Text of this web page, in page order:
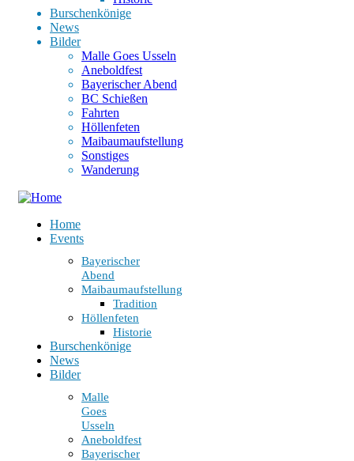
Burschenkönige
News
Bilder
Malle Goes Usseln
Aneboldfest
Bayerischer Abend
BC Schießen
Fahrten
Höllenfeten
Maibaumaufstellung
Sonstiges
Wanderung
Home
Events
Bayerischer
Abend
Maibaumaufstellung
Tradition
Höllenfeten
Historie
Burschenkönige
News
Bilder
Malle
Goes
Usseln
Aneboldfest
Bayerischer